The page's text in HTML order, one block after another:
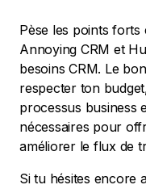
Pèse les points forts
Annoying CRM et
besoins CRM. Le
respecter ton
processus business
nécessaires pour
améliorer le flux de
Si tu hésites encore